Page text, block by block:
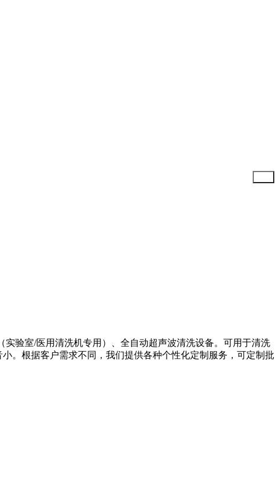
验室/医用清洗机专用）、全自动超声波清洗设备。可用于清洗
。根据客户需求不同，我们提供各种个性化定制服务，可定制批